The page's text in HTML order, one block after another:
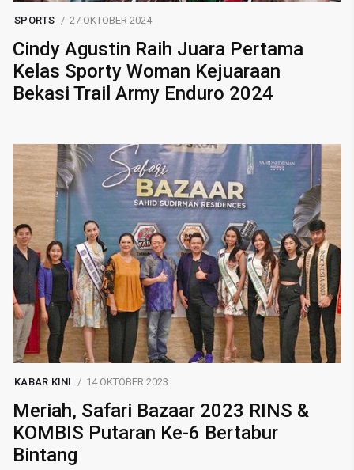
SPORTS 27 OKTOBER 2024
Cindy Agustin Raih Juara Pertama
Kelas Sporty Woman Kejuaraan
Bekasi Trail Army Enduro 2024
KABAR KINI 14 OKTOBER 2023
Meriah, Safari Bazaar 2023 RINS &
KOMBIS Putaran Ke-6 Bertabur
Bintang